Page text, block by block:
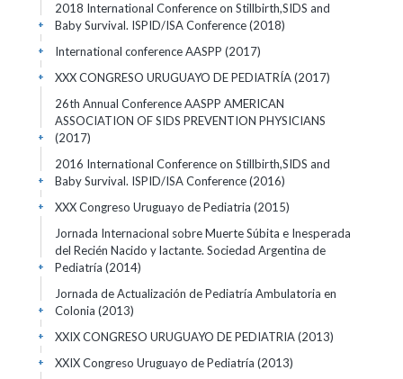
2018 International Conference on Stillbirth,SIDS and
Baby Survival. ISPID/ISA Conference(2018)
+
International conference AASPP (2017)
+
XXX CONGRESO URUGUAYO DE PEDIATRÍA(2017)
+
26th Annual Conference AASPP AMERICAN
ASSOCIATION OF SIDS PREVENTION PHYSICIANS
(2017)
+
2016 International Conference on Stillbirth,SIDS and
Baby Survival. ISPID/ISA Conference(2016)
+
XXX Congreso Uruguayo de Pediatria (2015)
+
Jornada Internacional sobre Muerte Súbita e Inesperada
del Recién Nacido y lactante. Sociedad Argentina de
Pediatría (2014)
+
Jornada de Actualización de Pediatría Ambulatoria en
Colonia (2013)
+
XXIX CONGRESO URUGUAYO DE PEDIATRIA(2013)
+
XXIX Congreso Uruguayo de Pediatría (2013)
+